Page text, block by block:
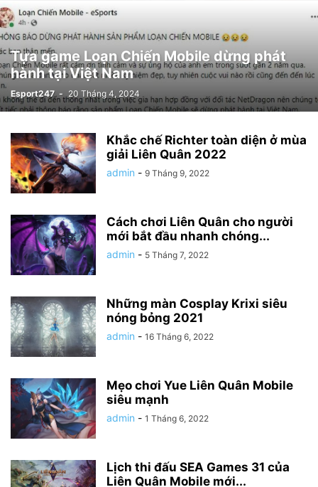
Tựa game Loạn Chiến Mobile dừng phát
hành tại Việt Nam
Esport247 - 20 Tháng 4, 2024
Khắc chế Richter toàn diện ở mùa
giải Liên Quân 2022
admin - 9 Tháng 9, 2022
Cách chơi Liên Quân cho người
mới bắt đầu nhanh chóng...
admin - 5 Tháng 7, 2022
Những màn Cosplay Krixi siêu
nóng bỏng 2021
admin - 16 Tháng 6, 2022
Mẹo chơi Yue Liên Quân Mobile
siêu mạnh
admin - 1 Tháng 6, 2022
Lịch thi đấu SEA Games 31 của
Liên Quân Mobile mới...